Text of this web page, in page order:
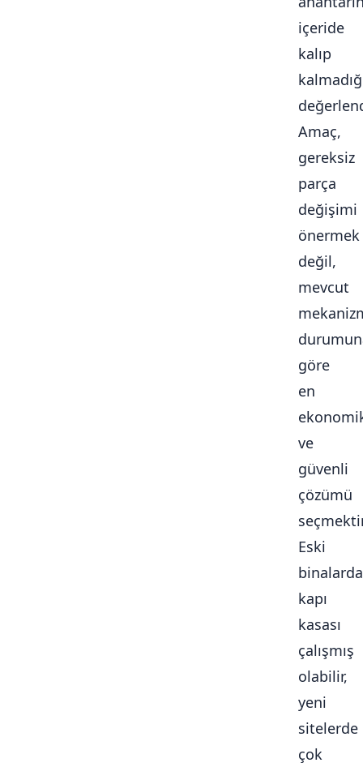
içeride
kalıp
Amaç,
gereksiz
parça
değişimi
önermek
değil,
mevcut
göre
en
ve
güvenli
çözümü
Eski
binalarda
kapı
kasası
çalışmış
olabilir,
yeni
sitelerde
çok